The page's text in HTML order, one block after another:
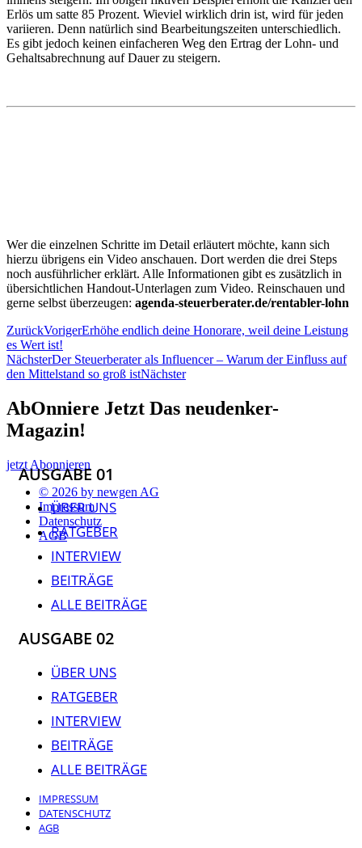
Erlös um satte 85 Prozent. Wieviel wirklich drin ist, wird für jeden
variieren. Denn natürlich sind Bearbeitungszeiten unterschiedlich.
Es gibt jedoch keinen einfacheren Weg den Ertrag der Lohn- und
Gehaltsabrechnung auf Dauer zu steigern.
Wer die einzelnen Schritte im Detail erläutert möchte, kann sich
hierzu übrigens ein Video anschauen. Dort werden die drei Steps
noch ausführlicher erklärt. Alle Informationen gibt es zusätzlich in
übersichtlichen Handout-Unterlagen zum Video. Reinschauen und
gerne selbst überzeugen: agenda-steuerberater.de/rentabler-lohn
ZurückVorigerErhöhe endlich deine Honorare, weil deine Leistung
es Wert ist!
NächsterDer Steuerberater als Influencer – Warum der Einfluss auf
den Mittelstand so groß istNächster
AbOnniere Jetzt Das neudenker-
Magazin!
jetzt Abonnieren
© 2026 by newgen AG
Impressum
Datenschutz
AGB
AUSGABE 01
ÜBER UNS
RATGEBER
INTERVIEW
BEITRÄGE
ALLE BEITRÄGE
AUSGABE 02
ÜBER UNS
RATGEBER
INTERVIEW
BEITRÄGE
ALLE BEITRÄGE
IMPRESSUM
DATENSCHUTZ
AGB